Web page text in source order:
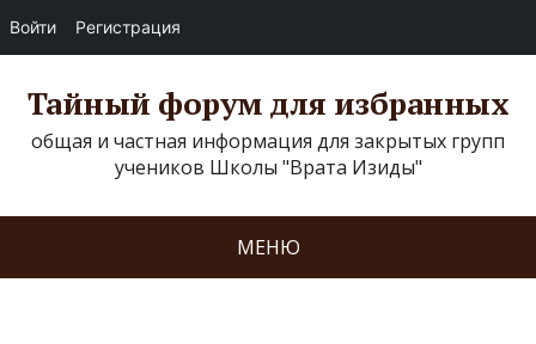
Войти Регистрация
Тайный форум для избранных
общая и частная информация для закрытых групп
учеников Школы "Врата Изиды"
МЕНЮ